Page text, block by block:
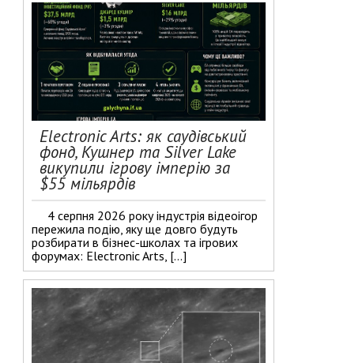
Electronic Arts: як саудівський
фонд, Кушнер та Silver Lake
викупили ігрову імперію за
$55 мільярдів
4 серпня 2026 року індустрія відеоігор
пережила подію, яку ще довго будуть
розбирати в бізнес-школах та ігрових
форумах: Electronic Arts, […]